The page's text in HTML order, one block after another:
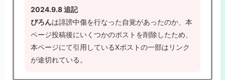
2024.9.8 追記
ぴろんは誹謗中傷を行なった自覚があったのか、本
ページ投稿後にいくつかのポストを削除したため、
本ページにて引用しているXポストの一部はリンク
が途切れている。